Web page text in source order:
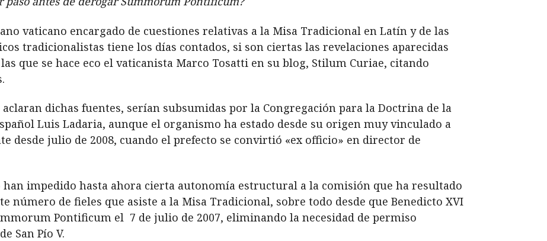
vaticano encargado de cuestiones relativas a la Misa Tradicional en Latín y de las
tradicionalistas tiene los días contados, si son ciertas las revelaciones aparecidas
que se hace eco el vaticanista Marco Tosatti en su blog, Stilum Curiae, citando
dichas fuentes, serían subsumidas por la Congregación para la Doctrina de la
Luis Ladaria, aunque el organismo ha estado desde su origen muy vinculado a
desde julio de 2008, cuando el prefecto se convirtió «ex officio» en director de
impedido hasta ahora cierta autonomía estructural a la comisión que ha resultado
número de fieles que asiste a la Misa Tradicional, sobre todo desde que Benedicto XVI
Pontificum el 7 de julio de 2007, eliminando la necesidad de permiso
San Pío V.